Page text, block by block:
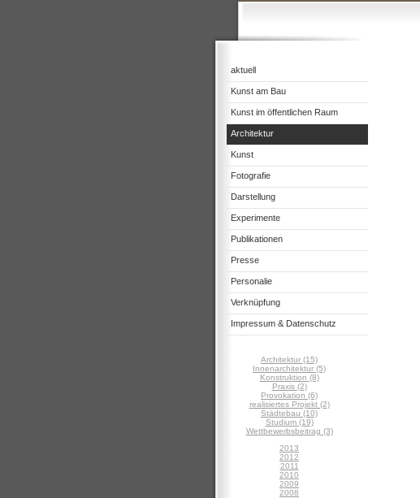
aktuell
Kunst am Bau
Kunst im öffentlichen Raum
Architektur
Kunst
Fotografie
Darstellung
Experimente
Publikationen
Presse
Personalie
Verknüpfung
Impressum & Datenschutz
Architektur (15)
Innenarchitektur (5)
Konstruktion (8)
Praxis (2)
Provokation (6)
realisiertes Projekt (2)
Städtebau (10)
Studium (19)
Wettbewerbsbeitrag (3)
2013
2012
2011
2010
2009
2008